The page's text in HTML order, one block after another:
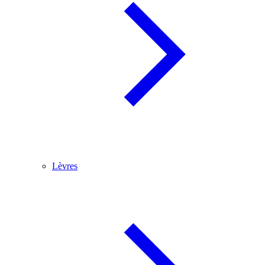
Lèvres